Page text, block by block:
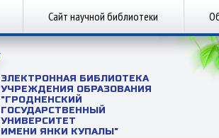
Сайт научной библиотеки
ЭЛЕКТРОННАЯ БИБЛИОТЕКА
УЧРЕЖДЕНИЯ ОБРАЗОВАНИЯ
"ГРОДНЕНСКИЙ
ГОСУДАРСТВЕННЫЙ
УНИВЕРСИТЕТ
ИМЕНИ ЯНКИ КУПАЛЫ"